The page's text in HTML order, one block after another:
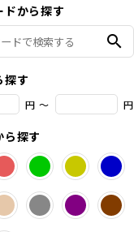
ドから探す
search
探す
円 ～ 円
ら探す